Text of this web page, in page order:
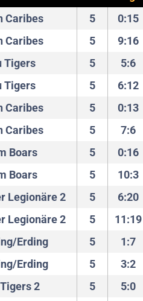
Caribes 5
0:15
Caribes 5
9:16
Tigers 5
5:6
Tigers 5
6:12
Caribes 5
0:13
Caribes 5
7:6
Boars 5
0:16
Boars 5
10:3
Legionäre 2 5
6:20
Legionäre 2 5
11:19
Erding 5
1:7
Erding 5
3:2
2 5
5:0